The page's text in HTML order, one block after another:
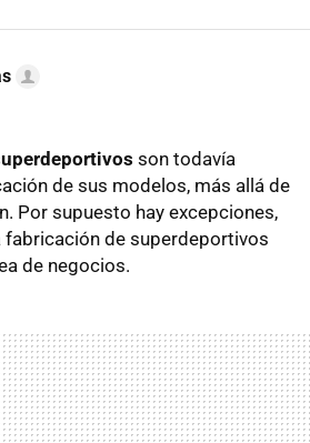
son todavía
de sus modelos, más allá de
Por supuesto hay excepciones,
fabricación de superdeportivos
de negocios.